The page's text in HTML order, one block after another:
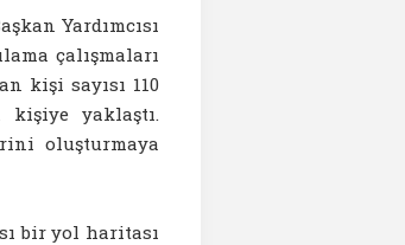
Yardımcısı
çalışmaları
kişi sayısı 110
kişiye yaklaştı.
oluşturmaya
bir yol haritası